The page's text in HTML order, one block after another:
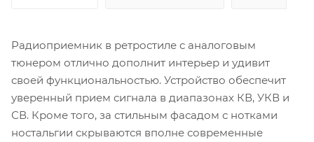
Радиоприемник в ретростиле с аналоговым
тюнером отлично дополнит интерьер и удивит
своей функциональностью. Устройство обеспечит
уверенный прием сигнала в диапазонах КВ, УКВ и
СВ. Кроме того, за стильным фасадом с нотками
ностальгии скрываются вполне современные